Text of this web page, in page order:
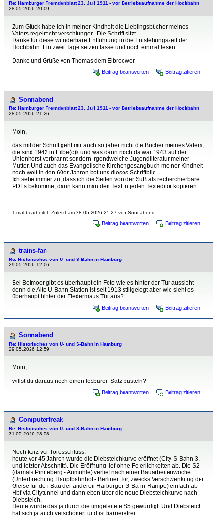
Re: Hamburger Fremdenblatt 23. Juli 1911 - vor Betriebsaufnahme der Hochbahn
28.05.2026 20:09
Zum Glück habe ich in meiner Kindheit die Lieblingsbücher meines
Vaters regelrecht verschlungen. Die Schrift sitzt.
Danke für diese wunderbare Entführung in die Entstehungszeit der
Hochbahn. Ein zwei Tage setzen lasse und noch einmal lesen.
Danke und Grüße von Thomas dem Elbroewer
Beitrag beantworten Beitrag zitieren
Sonnabend
Re: Hamburger Fremdenblatt 23. Juli 1911 - vor Betriebsaufnahme der Hochbahn
28.05.2026 21:26
Moin,
das mit der Schrift geht mir auch so (aber nicht die Bücher meines Vaters,
die sind 1942 in Eilbe(c)k und was dann noch da war 1943 auf der
Uhlenhorst verbrannt sondern irgendwelche Jugendliteratur meiner
Mutter. Und auch das Evangelische Kirchengesangbuch meiner Kindheit
noch weit in den 60er Jahren bot uns dieses Schriftbild.
Ich sehe immer zu, dass ich die Seiten von der SuB als recherchierbare
PDFs bekomme, dann kann man den Text in jeden Texteditor kopieren.
1 mal bearbeitet. Zuletzt am 28.05.2026 21:27 von Sonnabend.
Beitrag beantworten Beitrag zitieren
trains-fan
Re: Historisches von U- und S-Bahn in Hamburg
29.05.2026 12:06
Bei Beimoor gibt es überhaupt ein Foto wie es hinter der Tür aussieht
denn die Alte U-Bahn Station ist seit 1913 stillgelegt aber wie sieht es
überhaupt hinter der Fledermaus Tür aus?.
Beitrag beantworten Beitrag zitieren
Sonnabend
Re: Historisches von U- und S-Bahn in Hamburg
29.05.2026 12:59
Moin,
willst du daraus noch einen lesbaren Satz basteln?
Beitrag beantworten Beitrag zitieren
Computerfreak
Re: Historisches von U- und S-Bahn in Hamburg
31.05.2026 23:58
Noch kurz vor Toresschluss:
heute vor 45 Jahren wurde die Diebsteichkurve eröffnet (City-S-Bahn 3.
und letzter Abschnitt). Die Eröffnung lief ohne Feierlichkeiten ab. Die S2
(damals Pinneberg - Aumühle) verlief nach einer Bauarbeitenwoche
(Unterbrechung Hauptbahnhof - Berliner Tor, zwecks Verschwenkung der
Gleise für den Bau der anderen Harburger-S-Bahn-Rampe) einfach ab
Hbf via Citytunnel und dann eben über die neue Diebsteichkurve nach
Diebsteich.
Heute wurde das ja durch die umgeleitete S5 gewürdigt. Und Diebsteich
hat sich ja auch verschönert und ist barrierefrei.